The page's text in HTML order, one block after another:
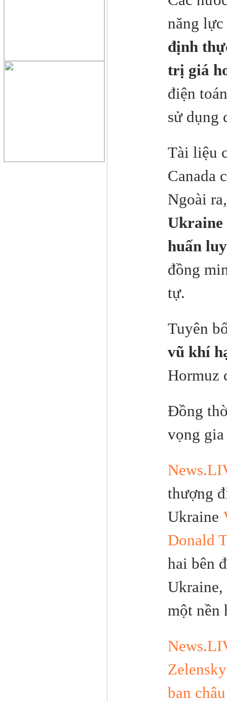
năng
định
trị giá
điện
sử dụng
Tài liệu
Canada
Ngoài
Ukraine
huấn
đồng
tự.
Tuyên
vũ khí
Hormuz
Đồng
vọng
thượng
Ukraine
Donald
hai bên
Ukraine,
một nền
ban